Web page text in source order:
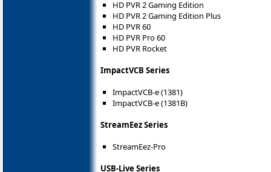
HD PVR 2 Gaming Edition
HD PVR 2 Gaming Edition Plus
HD PVR 60
HD PVR Pro 60
HD PVR Rocket
ImpactVCB Series
ImpactVCB-e (1381)
ImpactVCB-e (1381B)
StreamEez Series
StreamEez-Pro
USB-Live Series